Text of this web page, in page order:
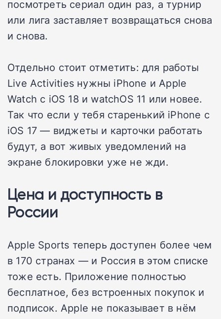
посмотреть сериал один раз, а турнир
или лига заставляет возвращаться снова
и снова.
Отдельно стоит отметить: для работы
Live Activities нужны iPhone и Apple
Watch с iOS 18 и watchOS 11 или новее.
Так что если у тебя старенький iPhone с
iOS 17 — виджеты и карточки работать
будут, а вот живых уведомлений на
экране блокировки уже не жди.
Цена и доступность в
России
Apple Sports теперь доступен более чем
в 170 странах — и Россия в этом списке
тоже есть. Приложение полностью
бесплатное, без встроенных покупок и
подписок. Apple не показывает в нём